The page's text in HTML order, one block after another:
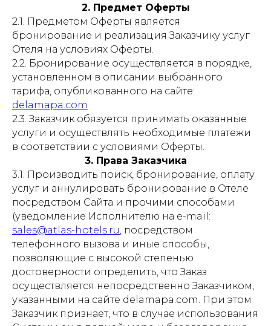
2. Предмет Оферты
2.1. Предметом Оферты является
бронирование и реализация Заказчику услуг
Отеля на условиях Оферты.
2.2. Бронирование осуществляется в порядке,
установленном в описании выбранного
тарифа, опубликованного на сайте:
delamapa.com
2.3. Заказчик обязуется принимать оказанные
услуги и осуществлять необходимые платежи
в соответствии с условиями Оферты.
3. Права Заказчика
3.1. Производить поиск, бронирование, оплату
услуг и аннулировать бронирование в Отеле
посредством Сайта и прочими способами
(уведомление Исполнителю на e-mail:
sales@atlas-hotels.ru, посредством
телефонного вызова и иные способы,
позволяющие с высокой степенью
достоверности определить, что Заказ
осуществляется непосредственно Заказчиком,
указанными на сайте delamapa.com. При этом
Заказчик признает, что в случае использования